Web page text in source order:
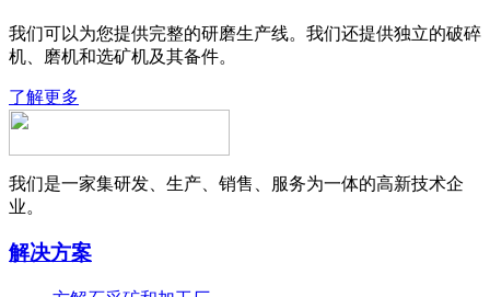
我们可以为您提供完整的研磨生产线。我们还提供独立的破碎
机、磨机和选矿机及其备件。
了解更多
我们是一家集研发、生产、销售、服务为一体的高新技术企
业。
解决方案